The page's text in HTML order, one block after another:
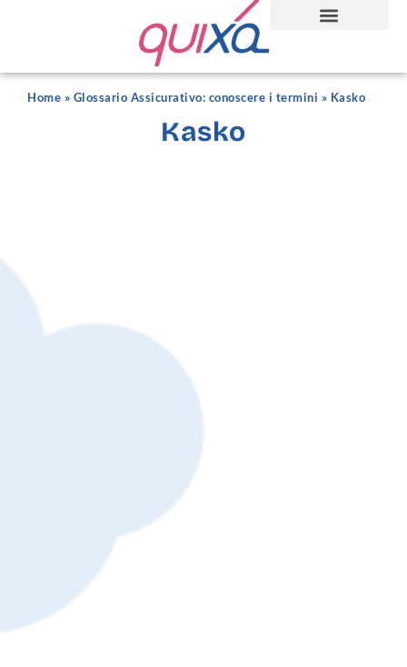
Home » Glossario Assicurativo: conoscere i termini » Kasko
Kasko